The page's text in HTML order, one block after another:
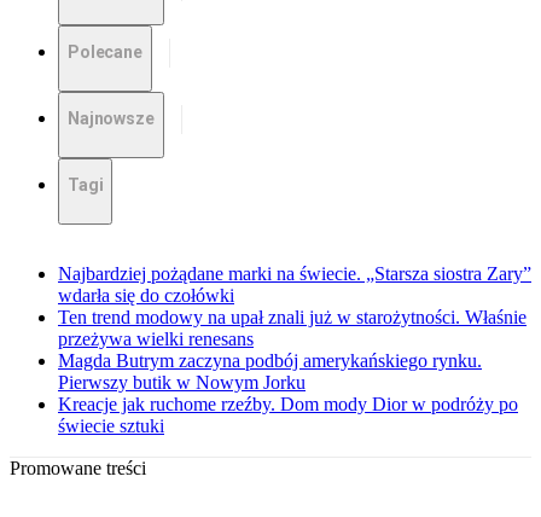
Polecane
Najnowsze
Tagi
Najbardziej pożądane marki na świecie. „Starsza siostra Zary”
wdarła się do czołówki
Ten trend modowy na upał znali już w starożytności. Właśnie
przeżywa wielki renesans
Magda Butrym zaczyna podbój amerykańskiego rynku.
Pierwszy butik w Nowym Jorku
Kreacje jak ruchome rzeźby. Dom mody Dior w podróży po
świecie sztuki
Promowane treści